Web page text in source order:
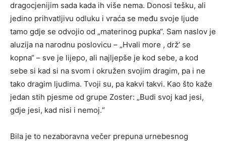
dragocjenijim sada kada ih više nema. Donosi tešku, ali
jedino prihvatljivu odluku i vraća se među svoje ljude
tamo gdje se odvojio od „materinog pupka“. Sam naslov je
aluzija na narodnu poslovicu – „Hvali more , drž’ se
kopna“ – sve je lijepo, ali najljepše je kod sebe, a kod
sebe si kad si na svom i okružen svojim dragim, pa i ne
tako dragim ljudima. Tvoji su, pa kakvi takvi. Kao što kaže
jedan stih pjesme od grupe Zoster: „Budi svoj kad jesi,
gdje jesi, kad nisi i nemoj.“
Bila je to nezaboravna večer prepuna urnebesnog